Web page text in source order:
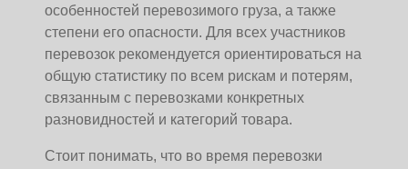
особенностей перевозимого груза, а также
степени его опасности. Для всех участников
перевозок рекомендуется ориентироваться на
общую статистику по всем рискам и потерям,
связанным с перевозками конкретных
разновидностей и категорий товара.
Стоит понимать, что во время перевозки